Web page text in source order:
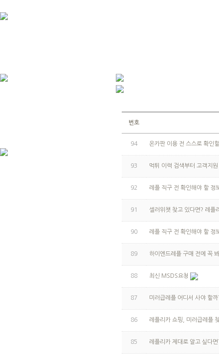
번호
94 온카판 이용 전 스스로 확인
93 먹튀 이력 검색부터 고객지
92 레플 직구 전 확인해야 할 정
91 셀러위챗 찾고 있다면? 레플
90 레플 직구 전 확인해야 할 정
89 하이엔드레플 구매 전에 꼭
88 최신 MSDS요청
87 미러급레플 어디서 사야 할
86 레플리카 쇼핑, 미러급레플
85 레플리카 제대로 알고 싶다